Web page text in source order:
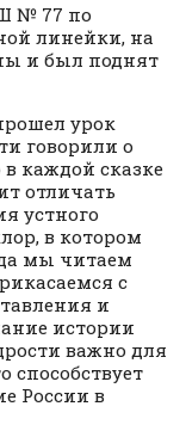
№ 77 по
линейки, на
и был поднят
урок
говорили о
в каждой сказке
отличать
устного
в котором
мы читаем
с
и
истории
важно для
способствует
России в